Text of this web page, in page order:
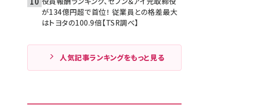
が134億円超で首位！ 従業員との格差最大
はトヨタの100.9倍【TSR調べ】
人気記事ランキングをもっと見る